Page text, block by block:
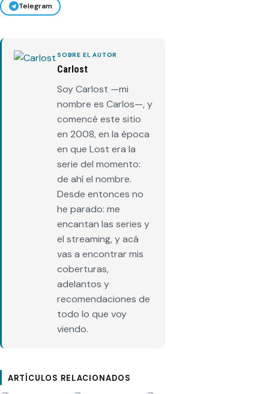
Telegram
SOBRE EL AUTOR
Carlost
Soy Carlost —mi
nombre es Carlos—, y
comencé este sitio
en 2008, en la época
en que Lost era la
serie del momento:
de ahí el nombre.
Desde entonces no
he parado: me
encantan las series y
el streaming, y acá
vas a encontrar mis
coberturas,
adelantos y
recomendaciones de
todo lo que voy
viendo.
ARTÍCULOS RELACIONADOS